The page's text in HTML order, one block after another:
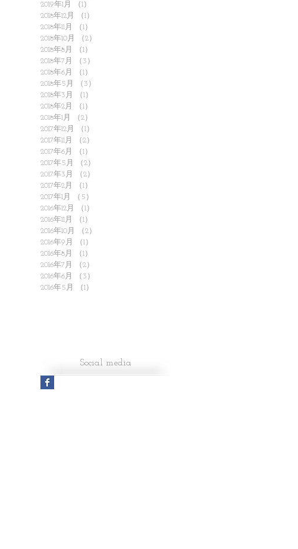
2019年1月
（1）
2018年12月
（1）
2018年11月
（1）
2018年10月
（2）
2018年8月
（1）
2018年7月
（3）
2018年6月
（1）
2018年5月
（3）
2018年3月
（1）
2018年2月
（1）
2018年1月
（2）
2017年12月
（1）
2017年11月
（2）
2017年6月
（1）
2017年5月
（2）
2017年3月
（2）
2017年2月
（1）
2017年1月
（5）
2016年12月
（1）
2016年11月
（1）
2016年10月
（2）
2016年9月
（1）
2016年8月
（1）
2016年7月
（2）
2016年6月
（3）
2016年5月
（1）
Social media​